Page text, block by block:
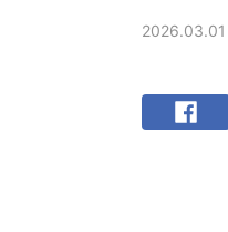
2026.03.01